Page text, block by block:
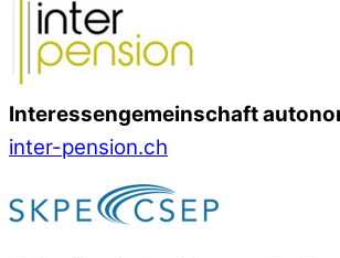
Interessengemeinschaft
inter-pension.ch